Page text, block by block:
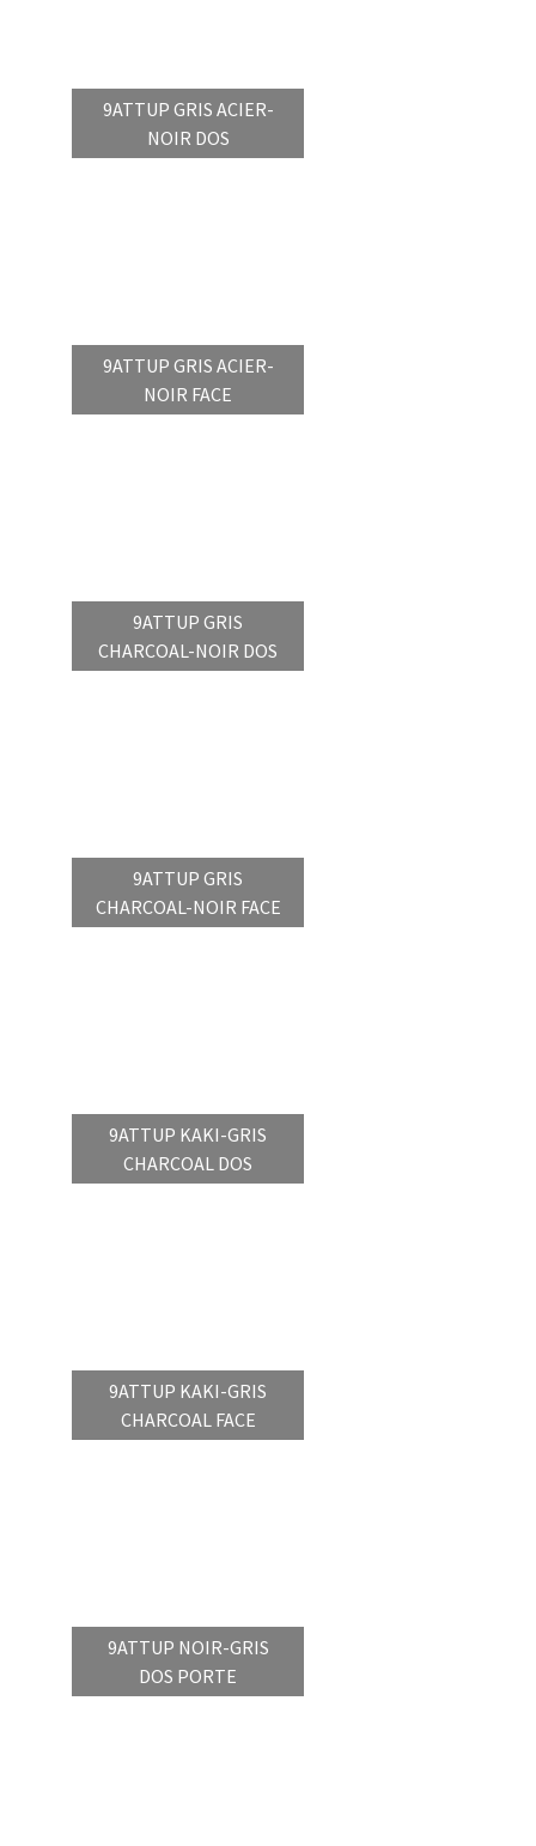
9ATTUP GRIS ACIER-
NOIR DOS
9ATTUP GRIS ACIER-
NOIR FACE
9ATTUP GRIS
CHARCOAL-NOIR DOS
9ATTUP GRIS
CHARCOAL-NOIR FACE
9ATTUP KAKI-GRIS
CHARCOAL DOS
9ATTUP KAKI-GRIS
CHARCOAL FACE
9ATTUP NOIR-GRIS
DOS PORTE